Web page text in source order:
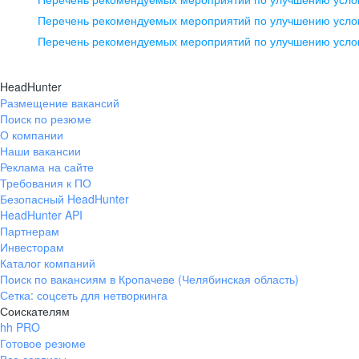
pr@ural.hh.ru
помещение 21
+7 383 207-94-64
pr@nsk.hh.ru
Перечень рекомендуемых мероприятий по улучшению
Перечень рекомендуемых мероприятий по улучшению
HeadHunter
Размещение вакансий
Поиск по резюме
О компании
Наши вакансии
Реклама на сайте
Требования к ПО
Безопасный HeadHunter
HeadHunter API
Партнерам
Инвесторам
Каталог компаний
Поиск по вакансиям в Кропачеве (Челябинская область)
Сетка: соцсеть для нетворкинга
Соискателям
hh PRO
Готовое резюме